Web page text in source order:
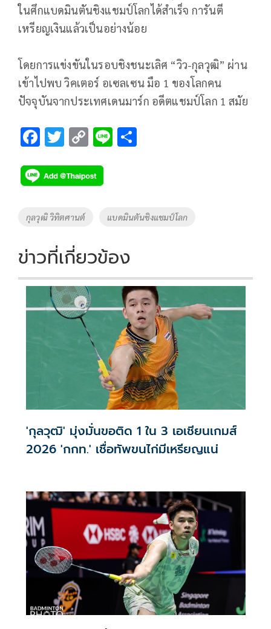
ในศึกแบดมินตันชิงแชมป์โลกได้สำเร็จ การันตี
เหรียญเงินแล้วเป็นอย่างน้อย
โดยการแข่งขันในรอบชิงชนะเลิศ “วิว-กุลวุฒิ” ผ่าน
เข้าไปพบ วิคเตอร์ อเซลเซน มือ 1 ของโลกคน
ปัจจุบันจากประเทศเดนมาร์ก อดีตแชมป์โลก 1 สมัย
F
e
b
o
k
T
tt
er
C
p
y
k
Li
Tags
กุลวุฒิ วิทิตศานต์ แบดมินตันชิงแชมป์โลก
ข่าวที่เกี่ยวข้อง
'กุลวุฒิ' มุ่งมั่นขอติด 1 ใน 3 เอเชียนเกมส์
2026 'กกท.' เชื่อทัพขนไก่มีเหรียญแน่